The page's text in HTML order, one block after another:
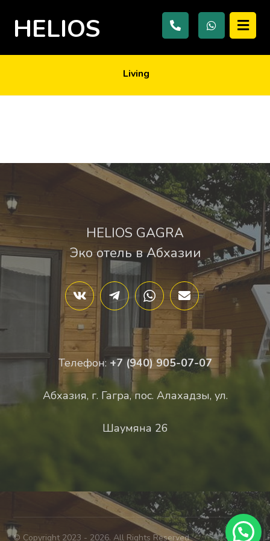
HELIOS
Living
HELIOS GAGRA
Эко отель в Абхазии
Телефон:+7 (940) 905-07-07
Абхазия, г. Гагра, пос. Алахадзы, ул.
Шаумяна 26
© Copyright 2023 - 2026. All Rights Reserved